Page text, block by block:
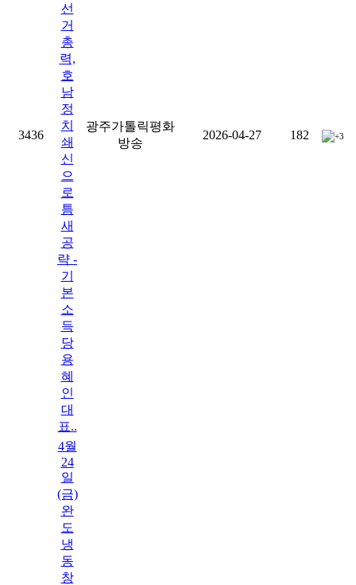
3436
선
거
총
력,
호
남
정
치
쇄
신
으
로
틈
새
공
략 -
기
본
소
득
당
용
혜
인
대
표..
광주가톨릭평화
방송
2026-04-27 182 +3
4월
24
일
(금)
완
도
냉
동
창